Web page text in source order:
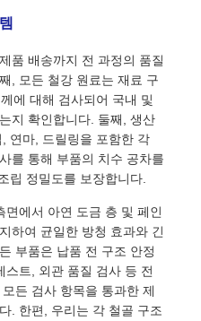
품 배송까지 전 과정의 품질
, 모든 철강 원료는 재료 구
에 대해 검사되어 국내 및
지 확인합니다. 둘째, 생산
연마, 드릴링을 포함한 각
를 통해 부품의 치수 공차를
립 정밀도를 보장합니다.
에서 아연 도금 층 및 페인
하여 균일한 방청 효과와 긴
부품은 납품 전 구조 안정
스트, 외관 품질 검사 등 전
든 검사 항목을 통과한 제
. 한편, 우리는 각 철골 구조